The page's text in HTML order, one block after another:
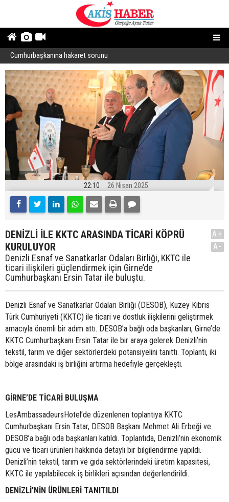
Cumhurbaşkanına hakaret sorunu
22:10 26 Nisan 2025
DENİZLİ İLE KKTC ARASINDA TİCARİ KÖPRÜ
KURULUYOR
Denizli Esnaf ve Sanatkarlar Odaları Birliği, KKTC ile
ticari ilişkileri güçlendirmek için Girne’de
Cumhurbaşkanı Ersin Tatar ile buluştu.
A+
A-
Denizli Esnaf ve Sanatkarlar Odaları Birliği (DESOB), Kuzey Kıbrıs
Türk Cumhuriyeti (KKTC) ile ticari ve dostluk ilişkilerini geliştirmek
amacıyla önemli bir adım attı. DESOB’a bağlı oda başkanları, Girne’de
KKTC Cumhurbaşkanı Ersin Tatar ile bir araya gelerek Denizli’nin
tekstil, tarım ve diğer sektörlerdeki potansiyelini tanıttı. Toplantı, iki
bölge arasındaki iş birliğini artırma hedefiyle gerçekleşti.
GİRNE’DE TİCARİ BULUŞMA
LesAmbassadeursHotel’de düzenlenen toplantıya KKTC
Cumhurbaşkanı Ersin Tatar, DESOB Başkanı Mehmet Ali Erbeği ve
DESOB’a bağlı oda başkanları katıldı. Toplantıda, Denizli’nin ekonomik
gücü ve ticari ürünleri hakkında detaylı bir bilgilendirme yapıldı.
Denizli’nin tekstil, tarım ve gıda sektörlerindeki üretim kapasitesi,
KKTC ile yapılabilecek iş birlikleri açısından değerlendirildi.
DENİZLİ’NİN ÜRÜNLERİ TANITILDI